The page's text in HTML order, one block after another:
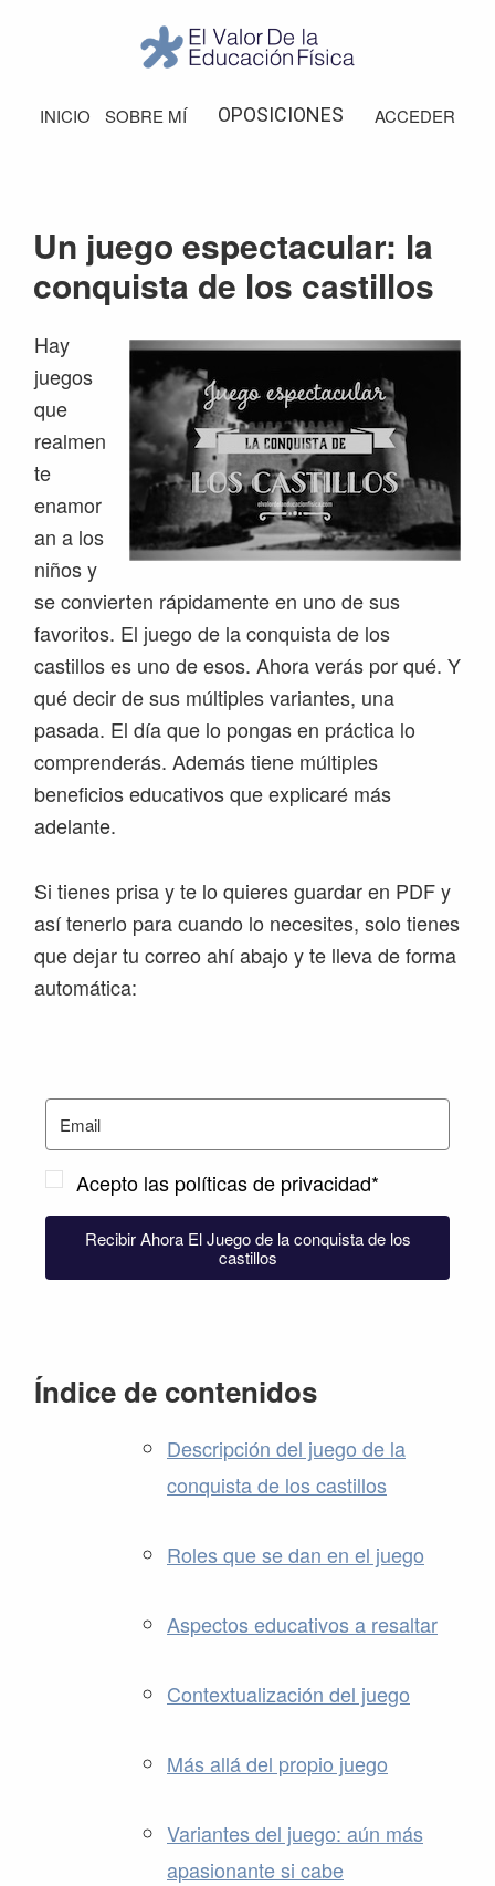
navegación
principal
barra
Valor
de
INICIO SOBRE MÍ OPOSICIONES ACCEDER
Un juego espectacular: la
conquista de los castillos
Hay
juegos
que
realmen
te
enamor
an a los
niños y
se convierten rápidamente en uno de sus
favoritos. El juego de la conquista de los
castillos es uno de esos. Ahora verás por qué. Y
qué decir de sus múltiples variantes, una
pasada. El día que lo pongas en práctica lo
comprenderás. Además tiene múltiples
beneficios educativos que explicaré más
adelante.
Si tienes prisa y te lo quieres guardar en PDF y
así tenerlo para cuando lo necesites, solo tienes
que dejar tu correo ahí abajo y te lleva de forma
automática:
Acepto las políticas de privacidad*
Recibir Ahora El Juego de la conquista de los
castillos
Índice de contenidos
Descripción del juego de la
conquista de los castillos
Roles que se dan en el juego
Aspectos educativos a resaltar
Contextualización del juego
Más allá del propio juego
Variantes del juego: aún más
apasionante si cabe